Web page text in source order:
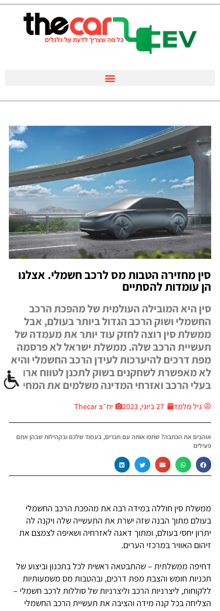
סין מחזירה הטבות מס לרכב חשמלי. אצלנו
הן עומדות להסתיים
סין היא המובילה העולמית של מהפכת הרכב
החשמלי ושוק הרכב הגדול ביותר בעולם, אבל
ממשלת סין רוצה לחזק עוד יותר את מעמדה של
תעשיית הרכב שלה. ממשלת ישראל לא פרסמה
מפת דרכים להיערכות לעידן הרכב החשמלי והיא
לא מאפשרת לשחקנים בשוק לתכנן לטווח ארוך.
בעלי הרכב ואזרחי המדינה משלמים את המחיר
גיל מלמד 27 ביוני, 2023 יח״צ Thecar
אוהבים את הכתבה? שתפו אותה עם חברים, בעמוד שלכם ובקהילות שבהן אתם
פעילים
ממשלת סין חוללה במידה רבה את מהפכת הרכב החשמלי
בעולם מתוך הבנה שזה ישרת את התעשייה שלה ויקנה לה
יתרון יחסי בעולם, ומתוך דאגה לאזרחיה ושאיפה לצמצם את
זיהום האוויר במרכזי הערים.
דחיפה ממשלתית – שהתבטאה ראשית לכל בתכנון וביצוע של
תכניות חומש והצבת מפת דרכים, ובהטבות מס משמעותיות
ללקוחות, ליצרניות הרכב וליצרניות של סוללות לרכב חשמלי –
הצליחה בכל קנה מידה והציבה את תעשיית הרכב החשמלי